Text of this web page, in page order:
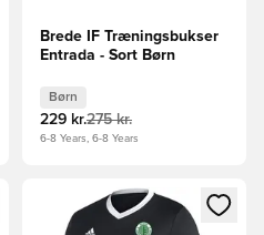
Brede IF Træningsbukser
Entrada - Sort Børn
Børn
229 kr.275 kr.
6-8 Years, 6-8 Years
ind eller tilmelde dig som
Åbner en Modal til at logge